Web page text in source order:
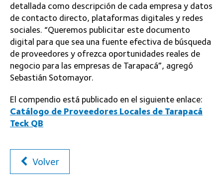
detallada como descripción de cada empresa y datos
de contacto directo, plataformas digitales y redes
sociales. “Queremos publicitar este documento
digital para que sea una fuente efectiva de búsqueda
de proveedores y ofrezca oportunidades reales de
negocio para las empresas de Tarapacá”, agregó
Sebastián Sotomayor.
El compendio está publicado en el siguiente enlace:
Catálogo de Proveedores Locales de Tarapacá
Teck QB
Volver